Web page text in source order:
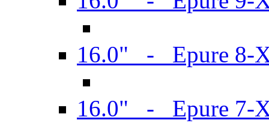
16.0" - Epure 8-
16.0" - Epure 7-